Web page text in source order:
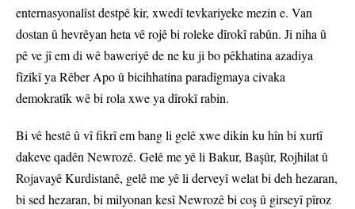
enternasyonalîst destpê kir, xwedî tevkariyeke mezin e. Van
dostan û hevrêyan heta vê rojê bi roleke dîrokî rabûn. Ji niha û
pê ve jî em di wê baweriyê de ne ku ji bo pêkhatina azadiya
fîzîkî ya Rêber Apo û bicihhatina paradîgmaya civaka
demokratîk wê bi rola xwe ya dîrokî rabin.
Bi vê hestê û vî fikrî em bang li gelê xwe dikin ku hîn bi xurtî
dakeve qadên Newrozê. Gelê me yê li Bakur, Başûr, Rojhilat û
Rojavayê Kurdistanê, gelê me yê li derveyî welat bi deh hezaran,
bi sed hezaran, bi milyonan kesî Newrozê bi coş û girseyî pîroz